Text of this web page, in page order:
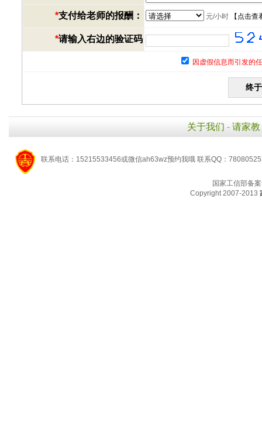
*支付给老师的报酬： 元/小时【 点击查
*请输入右边的验证码
因虚假信息而引发的
关于我们 - 请家教
联系电话：15215533456或微信ah63wz预约我哦 联系QQ：
国家工信部备
Copyright 2007-2013